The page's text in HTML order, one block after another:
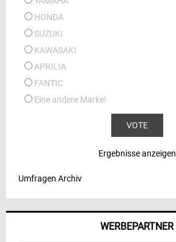
HONDA
SUZUKI
KAWASAKI
APRILIA
FANTIC
Eine andere Marke!
Ergebnisse anzeigen
Umfragen Archiv
WERBEPARTNER